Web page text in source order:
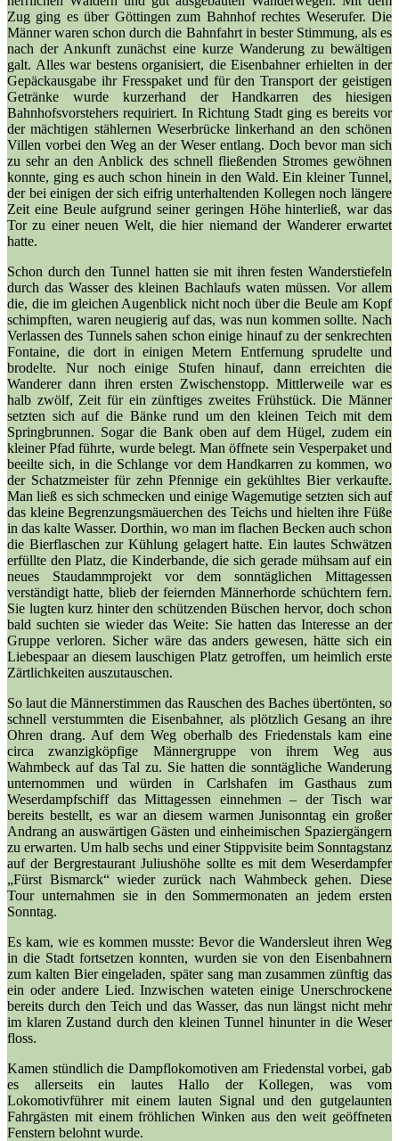
Zug ging es über Göttingen zum Bahnhof rechtes Weserufer. Die
Männer waren schon durch die Bahnfahrt in bester Stimmung, als es
nach der Ankunft zunächst eine kurze Wanderung zu bewältigen
galt. Alles war bestens organisiert, die Eisenbahner erhielten in der
Gepäckausgabe ihr Fresspaket und für den Transport der geistigen
Getränke wurde kurzerhand der Handkarren des hiesigen
Bahnhofsvorstehers requiriert. In Richtung Stadt ging es bereits vor
der mächtigen stählernen Weserbrücke linkerhand an den schönen
Villen vorbei den Weg an der Weser entlang. Doch bevor man sich
zu sehr an den Anblick des schnell fließenden Stromes gewöhnen
konnte, ging es auch schon hinein in den Wald. Ein kleiner Tunnel,
der bei einigen der sich eifrig unterhaltenden Kollegen noch längere
Zeit eine Beule aufgrund seiner geringen Höhe hinterließ, war das
Tor zu einer neuen Welt, die hier niemand der Wanderer erwartet
hatte.
Schon durch den Tunnel hatten sie mit ihren festen Wanderstiefeln
durch das Wasser des kleinen Bachlaufs waten müssen. Vor allem
die, die im gleichen Augenblick nicht noch über die Beule am Kopf
schimpften, waren neugierig auf das, was nun kommen sollte. Nach
Verlassen des Tunnels sahen schon einige hinauf zu der senkrechten
Fontaine, die dort in einigen Metern Entfernung sprudelte und
brodelte. Nur noch einige Stufen hinauf, dann erreichten die
Wanderer dann ihren ersten Zwischenstopp. Mittlerweile war es
halb zwölf, Zeit für ein zünftiges zweites Frühstück. Die Männer
setzten sich auf die Bänke rund um den kleinen Teich mit dem
Springbrunnen. Sogar die Bank oben auf dem Hügel, zudem ein
kleiner Pfad führte, wurde belegt. Man öffnete sein Vesperpaket und
beeilte sich, in die Schlange vor dem Handkarren zu kommen, wo
der Schatzmeister für zehn Pfennige ein gekühltes Bier verkaufte.
Man ließ es sich schmecken und einige Wagemutige setzten sich auf
das kleine Begrenzungsmäuerchen des Teichs und hielten ihre Füße
in das kalte Wasser. Dorthin, wo man im flachen Becken auch schon
die Bierflaschen zur Kühlung gelagert hatte. Ein lautes Schwätzen
erfüllte den Platz, die Kinderbande, die sich gerade mühsam auf ein
neues Staudammprojekt vor dem sonntäglichen Mittagessen
verständigt hatte, blieb der feiernden Männerhorde schüchtern fern.
Sie lugten kurz hinter den schützenden Büschen hervor, doch schon
bald suchten sie wieder das Weite: Sie hatten das Interesse an der
Gruppe verloren. Sicher wäre das anders gewesen, hätte sich ein
Liebespaar an diesem lauschigen Platz getroffen, um heimlich erste
Zärtlichkeiten auszutauschen.
So laut die Männerstimmen das Rauschen des Baches übertönten, so
schnell verstummten die Eisenbahner, als plötzlich Gesang an ihre
Ohren drang. Auf dem Weg oberhalb des Friedenstals kam eine
circa zwanzigköpfige Männergruppe von ihrem Weg aus
Wahmbeck auf das Tal zu. Sie hatten die sonntägliche Wanderung
unternommen und würden in Carlshafen im Gasthaus zum
Weserdampfschiff das Mittagessen einnehmen – der Tisch war
bereits bestellt, es war an diesem warmen Junisonntag ein großer
Andrang an auswärtigen Gästen und einheimischen Spaziergängern
zu erwarten. Um halb sechs und einer Stippvisite beim Sonntagstanz
auf der Bergrestaurant Juliushöhe sollte es mit dem Weserdampfer
„Fürst Bismarck“ wieder zurück nach Wahmbeck gehen. Diese
Tour unternahmen sie in den Sommermonaten an jedem ersten
Sonntag.
Es kam, wie es kommen musste: Bevor die Wandersleut ihren Weg
in die Stadt fortsetzen konnten, wurden sie von den Eisenbahnern
zum kalten Bier eingeladen, später sang man zusammen zünftig das
ein oder andere Lied. Inzwischen wateten einige Unerschrockene
bereits durch den Teich und das Wasser, das nun längst nicht mehr
im klaren Zustand durch den kleinen Tunnel hinunter in die Weser
floss.
Kamen stündlich die Dampflokomotiven am Friedenstal vorbei, gab
es allerseits ein lautes Hallo der Kollegen, was vom
Lokomotivführer mit einem lauten Signal und den gutgelaunten
Fahrgästen mit einem fröhlichen Winken aus den weit geöffneten
Fenstern belohnt wurde.